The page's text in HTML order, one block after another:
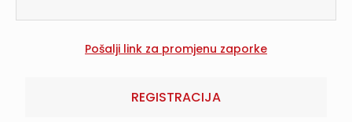
REGISTRACIJA